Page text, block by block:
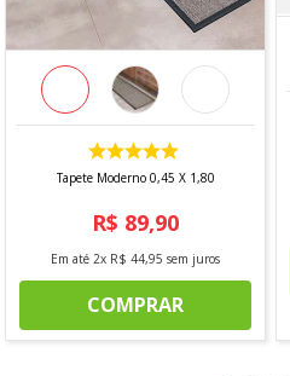
- Largura: 0,68
- Comprimento: 2,20
CONTÉM
- 1 unidade
*imagem meramente ilustrativa
Tapete Moderno 0,45 X 1,80
R$ 89,90
Em até 2x R$ 44,95 sem juros
COMPRAR